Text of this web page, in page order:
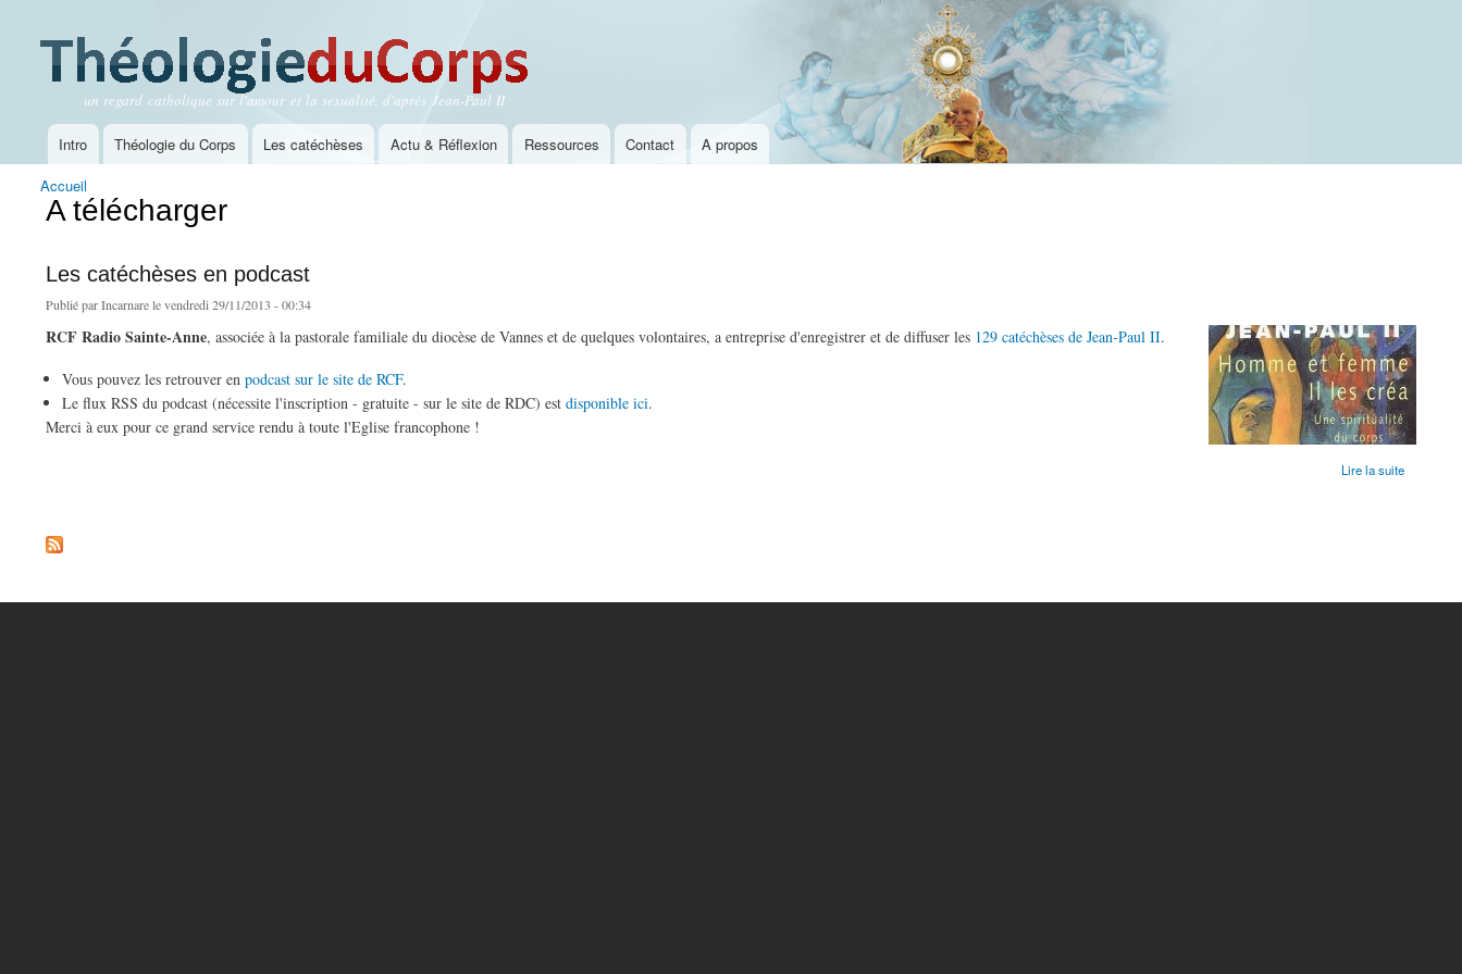
Théologie du Corps
un regard catholique sur l'amour et la sexualité, d'après Jean-Paul II
Menu principal
Intro Théologie du Corps Les catéchèses Actu & Réflexion Ressources Contact A propos
Vous êtes ici
Accueil
A télécharger
Les catéchèses en podcast
Publié parIncarnarele vendredi 29/11/2013 - 00:34
RCF Radio Sainte-Anne, associée à la pastorale familiale du diocèse de Vannes et de quelques volontaires, a entreprise d'enregistrer et de diffuser les 129 catéchèses de Jean-Paul II.
Vous pouvez les retrouver en podcast sur le site de RCF.
Le flux RSS du podcast (nécessite l'inscription - gratuite - sur le site de RDC) est disponible ici.
Merci à eux pour ce grand service rendu à toute l'Eglise francophone !
Lire la suite